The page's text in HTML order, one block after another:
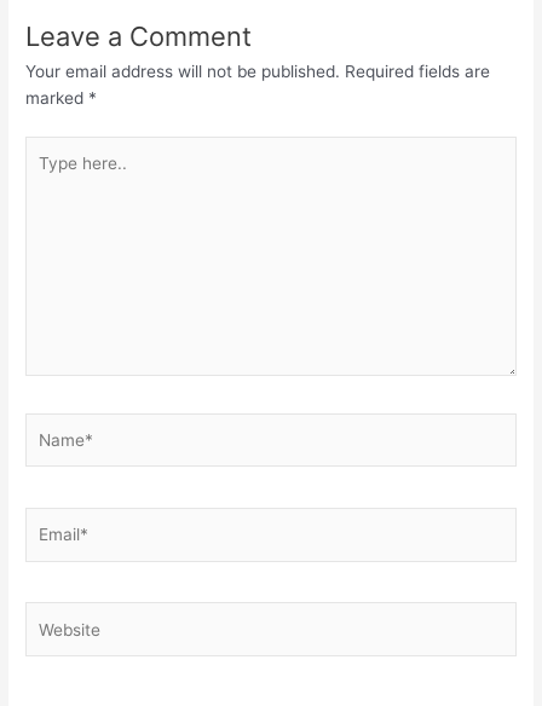
Leave a Comment
Your email address will not be published. Required fields are
marked *
here..